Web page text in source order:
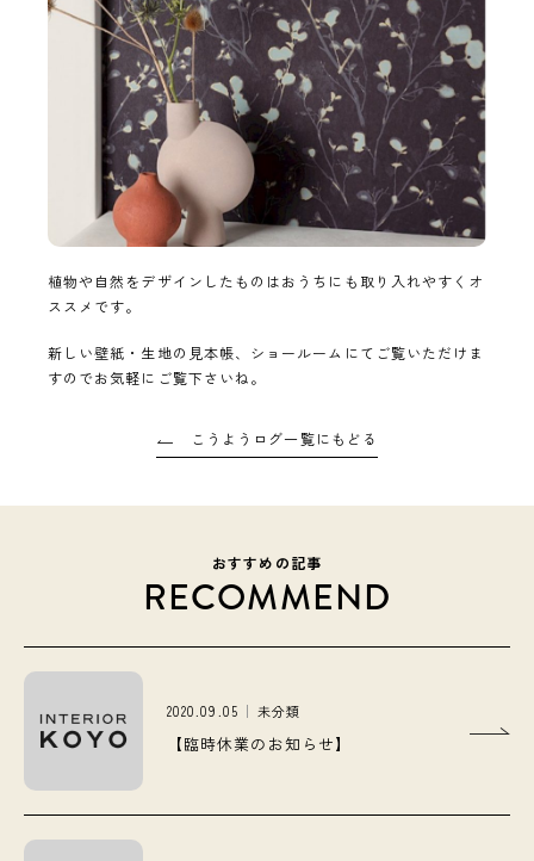
植物や自然をデザインしたものはおうちにも取り入れやすくオ
ススメです。
新しい壁紙・生地の見本帳、ショールームにてご覧いただけま
すのでお気軽にご覧下さいね。
こうようログ一覧にもどる
おすすめの記事
RECOMMEND
2020.09.05 未分類
【臨時休業のお知らせ】